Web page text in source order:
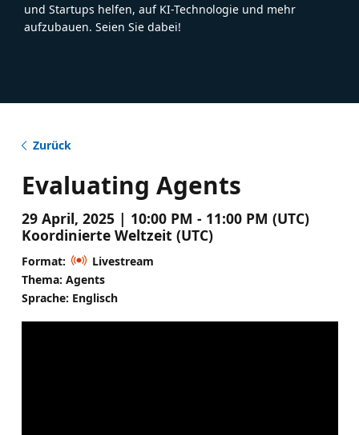
und Startups helfen, auf KI-Technologie und mehr
aufzubauen. Seien Sie dabei!
Zurück
Evaluating Agents
29 April, 2025 | 10:00 PM - 11:00 PM (UTC)
Koordinierte Weltzeit (UTC)
Format:
Livestream
Thema: Agents
Sprache: Englisch